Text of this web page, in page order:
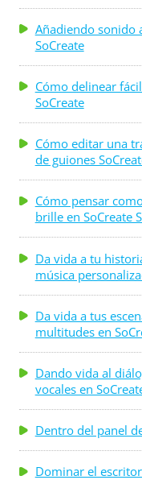
tarde. Empecemos
90-110 páginas es
Añadiendo sonido
SoCreate
Cómo delinear
SoCreate
Cómo editar una
de guiones
Cómo pensar
brille en SoCreate
Da vida a tu
música
Da vida a tus
multitudes en
Dando vida al
vocales en
Dentro del panel
Dominar el